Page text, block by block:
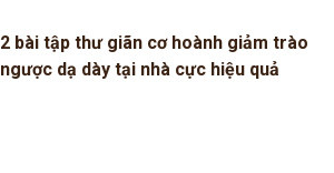
2 bài tập thư giãn cơ hoành giảm trào
ngược dạ dày tại nhà cực hiệu quả